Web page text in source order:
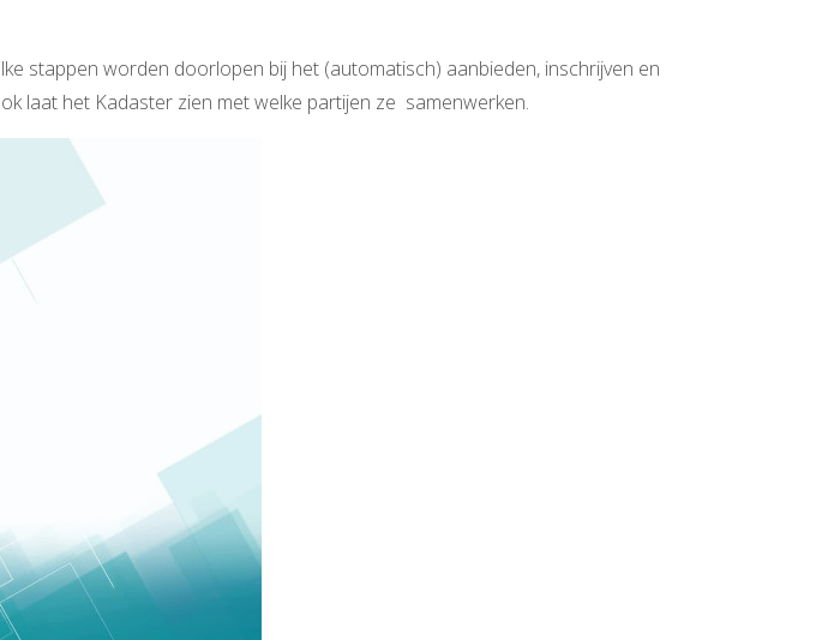
stappen worden doorlopen bij het (automatisch) aanbieden, inschrijven en
laat het Kadaster zien met welke partijen ze samenwerken.